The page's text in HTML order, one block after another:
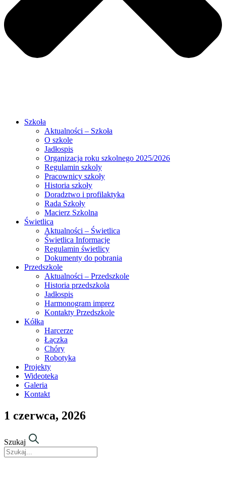
Szkoła
Aktualności – Szkoła
O szkole
Jadłospis
Organizacja roku szkolnego 2025/2026
Regulamin szkoly
Pracownicy szkoły
Historia szkoły
Doradztwo i profilaktyka
Rada Szkoły
Macierz Szkolna
Świetlica
Aktualności – Świetlica
Świetlica Informacje
Regulamin świetlicy
Dokumenty do pobrania
Przedszkole
Aktualności – Przedszkole
Historia przedszkola
Jadłospis
Harmonogram imprez
Kontakty Przedszkole
Kółka
Harcerze
Łączka
Chóry
Robotyka
Projekty
Wideoteka
Galeria
Kontakt
1 czerwca, 2026
Szukaj